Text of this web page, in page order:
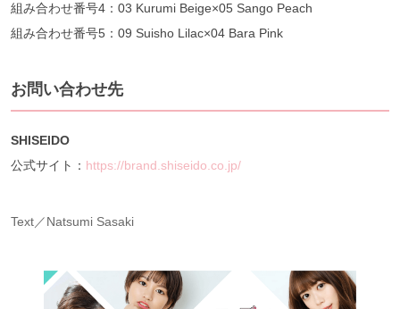
組み合わせ番号4：03 Kurumi Beige×05 Sango Peach
組み合わせ番号5：09 Suisho Lilac×04 Bara Pink
お問い合わせ先
SHISEIDO
公式サイト： https://brand.shiseido.co.jp/
Text／Natsumi Sasaki